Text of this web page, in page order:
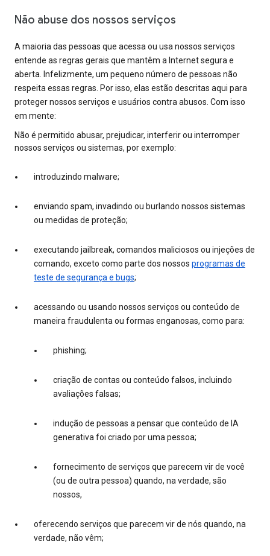
Não abuse dos nossos serviços
A maioria das pessoas que acessa ou usa nossos serviços
entende as regras gerais que mantêm a Internet segura e
aberta. Infelizmente, um pequeno número de pessoas não
respeita essas regras. Por isso, elas estão descritas aqui para
proteger nossos serviços e usuários contra abusos. Com isso
em mente:
Não é permitido abusar, prejudicar, interferir ou interromper
nossos serviços ou sistemas, por exemplo:
introduzindo malware;
enviando spam, invadindo ou burlando nossos sistemas
ou medidas de proteção;
executando jailbreak, comandos maliciosos ou injeções de
comando, exceto como parte dos nossos programas de
teste de segurança e bugs;
acessando ou usando nossos serviços ou conteúdo de
maneira fraudulenta ou formas enganosas, como para:
phishing;
criação de contas ou conteúdo falsos, incluindo
avaliações falsas;
indução de pessoas a pensar que conteúdo de IA
generativa foi criado por uma pessoa;
fornecimento de serviços que parecem vir de você
(ou de outra pessoa) quando, na verdade, são
nossos,
oferecendo serviços que parecem vir de nós quando, na
verdade, não vêm;